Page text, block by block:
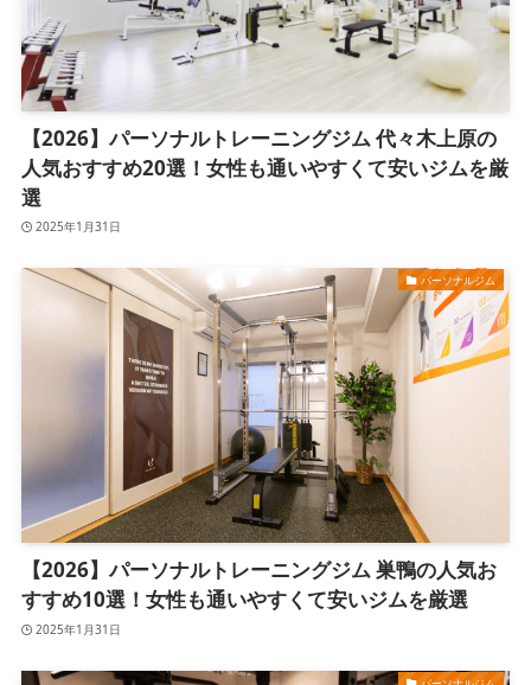
【2026】パーソナルトレーニングジム 代々木上原の
人気おすすめ20選！女性も通いやすくて安いジムを厳
選
2025年1月31日
パーソナルジム
【2026】パーソナルトレーニングジム 巣鴨の人気お
すすめ10選！女性も通いやすくて安いジムを厳選
2025年1月31日